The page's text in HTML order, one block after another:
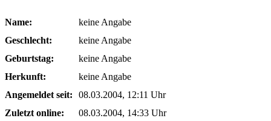
Name:
keine Angabe
Geschlecht:
keine Angabe
Geburtstag:
keine Angabe
Herkunft:
keine Angabe
Angemeldet seit:
08.03.2004, 12:11 Uhr
Zuletzt online:
08.03.2004, 14:33 Uhr